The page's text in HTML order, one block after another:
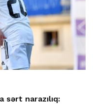
sərt narazılıq: